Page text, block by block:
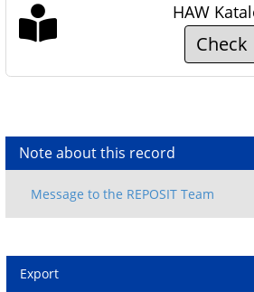
HAW
Check
Note about this record
Export